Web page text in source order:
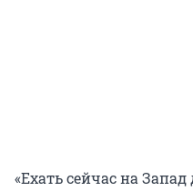
«Ехать сейчас на